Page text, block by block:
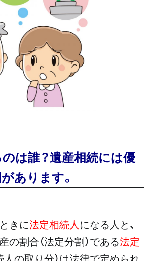
は誰？遺産相続には優
あります。
きに法定相続人になる人と、
の割合（法定分割）である法定